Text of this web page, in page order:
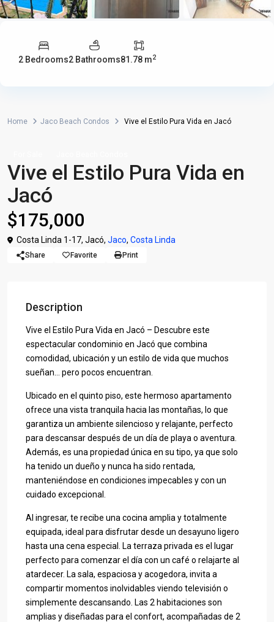
2 Bedrooms2 Bathrooms81.78 m2
Home Jaco Beach Condos Vive el Estilo Pura Vida en Jacó
Vive el Estilo Pura Vida en
Jacó
$175,000
Costa Linda 1-17, Jacó, Jaco, Costa Linda
Share Favorite Print
Description
Vive el Estilo Pura Vida en Jacó – Descubre este
espectacular condominio en Jacó que combina
comodidad, ubicación y un estilo de vida que muchos
sueñan… pero pocos encuentran.
Ubicado en el quinto piso, este hermoso apartamento
ofrece una vista tranquila hacia las montañas, lo que
garantiza un ambiente silencioso y relajante, perfecto
para descansar después de un día de playa o aventura.
Además, es una propiedad única en su tipo, ya que solo
ha tenido un dueño y nunca ha sido rentada,
manteniéndose en condiciones impecables y con un
cuidado excepcional.
Al ingresar, te recibe una cocina amplia y totalmente
equipada, ideal para disfrutar desde un desayuno ligero
hasta una cena especial. La terraza privada es el lugar
perfecto para comenzar el día con un café o relajarte al
atardecer. La sala, espaciosa y acogedora, invita a
compartir momentos inolvidables viendo televisión o
simplemente descansando. Las 2 habitaciones son
amplias y diseñadas para el confort, acompañadas de 2